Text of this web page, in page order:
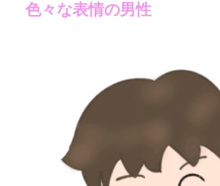
色々な表情の男性